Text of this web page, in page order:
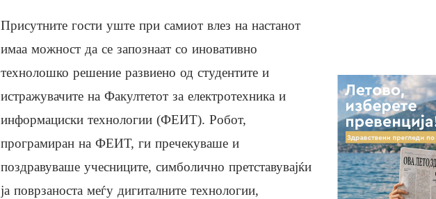
Присутните гости уште при самиот влез на настанот
имаа можност да се запознаат со иновативно
технолошко решение развиено од студентите и
истражувачите на Факултетот за електротехника и
информациски технологии (ФЕИТ). Робот,
програмиран на ФЕИТ, ги пречекуваше и
поздравуваше учесниците, симболично претставувајќи
ја поврзаноста меѓу дигиталните технологии,